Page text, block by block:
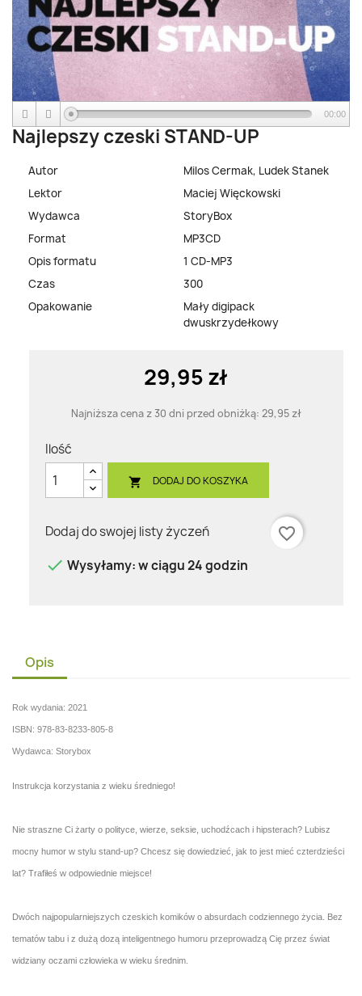
00:00
Najlepszy czeski STAND-UP
Autor
Milos Cermak, Ludek Stanek
Lektor
Maciej Więckowski
Wydawca
StoryBox
Format
MP3CD
Opis formatu
1 CD-MP3
Czas
300
Opakowanie
Mały digipack
dwuskrzydełkowy
29,95 zł
Najniższa cena z 30 dni przed obniżką: 29,95 zł
Ilość
 DODAJ DO KOSZYKA
Dodaj do swojej listy życzeń
favorite_border
 Wysyłamy: w ciągu 24 godzin
Opis
Rok wydania: 2021
ISBN: 978-83-8233-805-8
Wydawca: Storybox
Instrukcja korzystania z wieku średniego!
Nie straszne Ci żarty o polityce, wierze, seksie, uchodźcach i hipsterach? Lubisz
mocny humor w stylu stand-up? Chcesz się dowiedzieć, jak to jest mieć czterdzieści
lat? Trafiłeś w odpowiednie miejsce!
Dwóch najpopularniejszych czeskich komików o absurdach codziennego życia. Bez
tematów tabu i z dużą dozą inteligentnego humoru przeprowadzą Cię przez świat
widziany oczami człowieka w wieku średnim.